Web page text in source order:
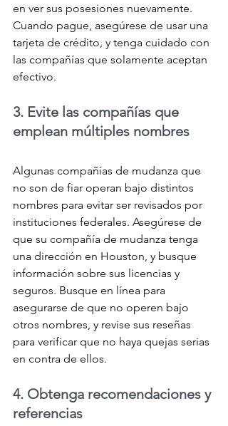
en ver sus posesiones nuevamente.
Cuando pague, asegúrese de usar una
tarjeta de crédito, y tenga cuidado con
las compañías que solamente aceptan
efectivo.
3. Evite las compañías que
emplean múltiples nombres
Algunas compañías de mudanza que
no son de fiar operan bajo distintos
nombres para evitar ser revisados por
instituciones federales. Asegúrese de
que su compañía de mudanza tenga
una dirección en Houston, y busque
información sobre sus licencias y
seguros. Busque en línea para
asegurarse de que no operen bajo
otros nombres, y revise sus reseñas
para verificar que no haya quejas serias
en contra de ellos.
4. Obtenga recomendaciones y
referencias